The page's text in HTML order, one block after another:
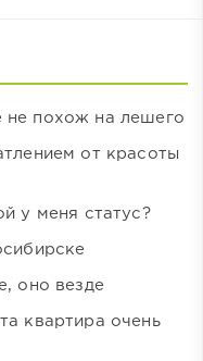
не похож на лешего
от красоты
у меня статус?
оно везде
квартира очень